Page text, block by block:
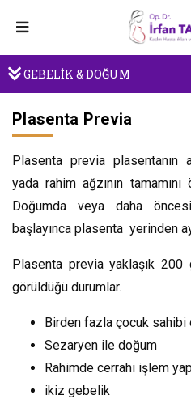
GEBELİK & DOĞUM
Plasenta Previa
Plasenta previa plasentanın
yada rahim ağzının
Doğumda veya daha
başlayınca plasenta yerinden
Plasenta previa yaklaşık 200
görüldüğü durumlar.
Birden fazla çocuk sahibi
Sezaryen ile doğum
Rahimde cerrahi işlem
ikiz gebelik